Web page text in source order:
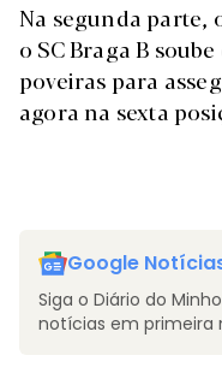
Na segunda parte,
o SC Braga B
poveiras para
agora na sexta
Google
Siga o Diário do
notícias em primeira